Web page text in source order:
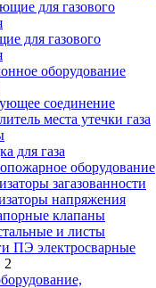
для газового
оборудование
соединение
места утечки газа
для газа
оборудование
загазованности
напряжения
клапаны
и листы
ПЭ электросварные